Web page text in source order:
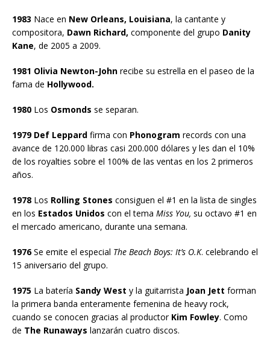
1983 Nace en New Orleans, Louisiana, la cantante y
compositora, Dawn Richard, componente del grupo Danity
Kane, de 2005 a 2009.
1981 Olivia Newton-John recibe su estrella en el paseo de la
fama de Hollywood.
1980 Los Osmonds se separan.
1979 Def Leppard firma con Phonogram records con una
avance de 120.000 libras casi 200.000 dólares y les dan el 10%
de los royalties sobre el 100% de las ventas en los 2 primeros
años.
1978 Los Rolling Stones consiguen el #1 en la lista de singles
en los Estados Unidos con el tema Miss You, su octavo #1 en
el mercado americano, durante una semana.
1976Se emite el especial The Beach Boys: It’s O.K. celebrando el
15 aniversario del grupo.
1975 La batería Sandy West y la guitarrista Joan Jett forman
la primera banda enteramente femenina de heavy rock,
cuando se conocen gracias al productor Kim Fowley. Como
de The Runaways lanzarán cuatro discos.